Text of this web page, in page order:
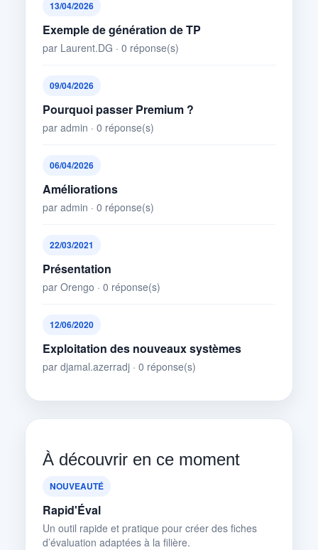
13/04/2026
Exemple de génération de TP
par Laurent.DG · 0 réponse(s)
09/04/2026
Pourquoi passer Premium ?
par admin · 0 réponse(s)
06/04/2026
Améliorations
par admin · 0 réponse(s)
22/03/2021
Présentation
par Orengo · 0 réponse(s)
12/06/2020
Exploitation des nouveaux systèmes
par djamal.azerradj · 0 réponse(s)
À découvrir en ce moment
NOUVEAUTÉ
Rapid'Éval
Un outil rapide et pratique pour créer des fiches
d’évaluation adaptées à la filière.